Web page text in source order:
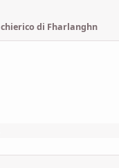
chierico di Fharlanghn